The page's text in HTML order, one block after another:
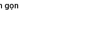
gọn